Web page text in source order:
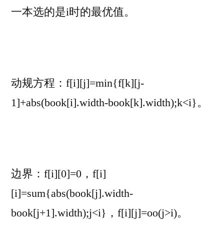
一本选的是i时的最优值。
动规方程：f[i][j]=min{f[k][j-
1]+abs(book[i].width-book[k].width);k<i}。
边界：f[i][0]=0，f[i]
[i]=sum{abs(book[j].width-
book[j+1].width);j<i}，f[i][j]=oo(j>i)。